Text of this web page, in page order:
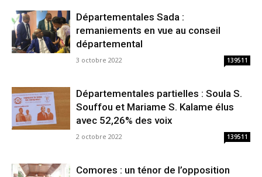
Départementales Sada :
remaniements en vue au conseil
départemental
3 octobre 2022 139511
Départementales partielles : Soula S.
Souffou et Mariame S. Kalame élus
avec 52,26% des voix
2 octobre 2022 139511
Comores : un ténor de l’opposition